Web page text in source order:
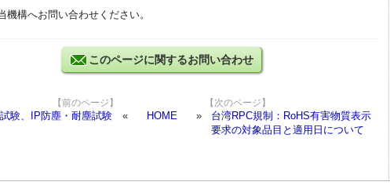
機構へお問い合わせください。
このページに関するお問い合わせ
【前のページ】
験、IP防塵・耐塵試験 HOME
【次のページ】
台湾RPC規制：RoHS有害物質表示
要求の対象品目と適用日について